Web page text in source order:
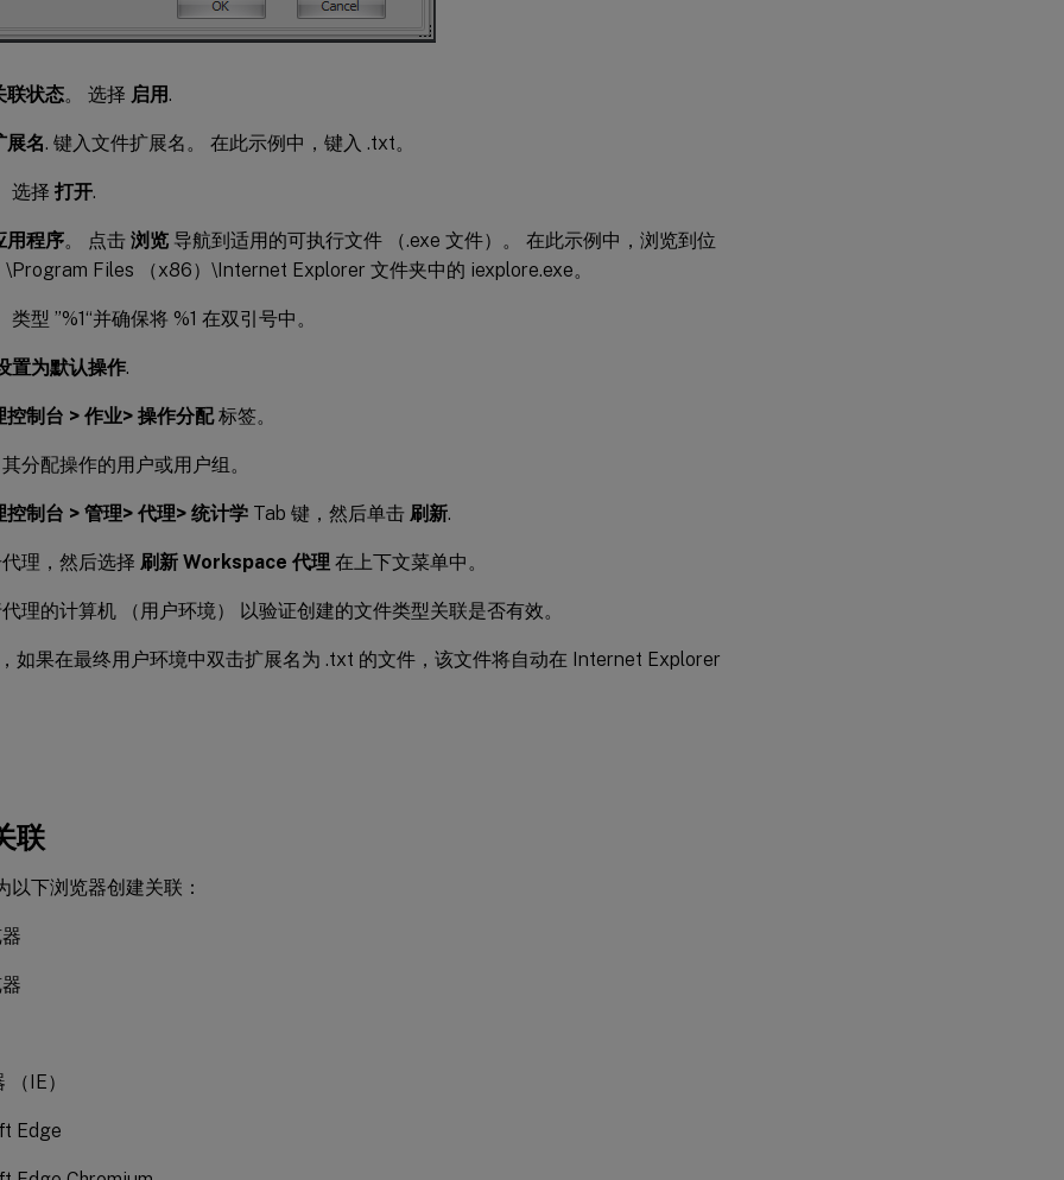
联状态。 选择 启用 .
展名. 键入文件扩展名。 在此示例中，键入 .txt。
选择 打开.
用程序。 点击 浏览 导航到适用的可执行文件 （.exe 文件）。 在此示例中，浏览到位
\Program Files （x86）\Internet Explorer 文件夹中的 iexplore.exe。
类型 ”%1“并确保将 %1 在双引号中。
置为默认操作.
控制台 > 作业> 操作分配标签。
分配操作的用户或用户组。
控制台 > 管理> 代理> 统计学 Tab 键，然后单击 刷新.
理，然后选择 刷新 Workspace 代理 在上下文菜单中。
理的计算机 （用户环境） 以验证创建的文件类型关联是否有效。
如果在最终用户环境中双击扩展名为 .txt 的文件，该文件将自动在 Internet Explorer
联
以下浏览器创建关联：
IE）
Edge